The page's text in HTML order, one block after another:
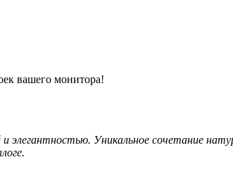
вашего монитора!
Уникальное сочетание